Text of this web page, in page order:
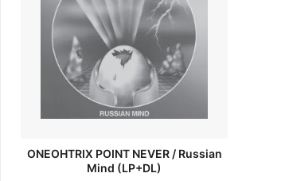
ONEOHTRIX POINT NEVER / Russian
Mind (LP+DL)